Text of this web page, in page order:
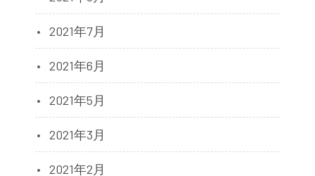
2021年7月
2021年6月
2021年5月
2021年3月
2021年2月